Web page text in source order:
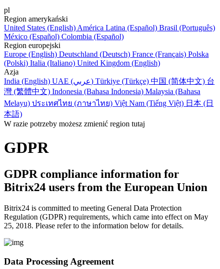
pl
Region amerykański
United States (English) América Latina (Español) Brasil (Português)
México (Español) Colombia (Español)
Region europejski
Europe (English) Deutschland (Deutsch) France (Français) Polska
(Polski) Italia (Italiano) United Kingdom (English)
Azja
India (English)
UAE (عربي) Türkiye (Türkçe) 中国 (简体中文) 台
灣 (繁體中文) Indonesia (Bahasa Indonesia) Malaysia (Bahasa
Melayu) ประเทศไทย (ภาษาไทย) Việt Nam (Tiếng Việt) 日本 (日
本語)
W razie potrzeby możesz zmienić region tutaj
GDPR
GDPR compliance information for
Bitrix24 users from the European Union
Bitrix24 is committed to meeting General Data Protection
Regulation (GDPR) requirements, which came into effect on May
25, 2018. Please refer to the information below for details.
Data Processing Agreement